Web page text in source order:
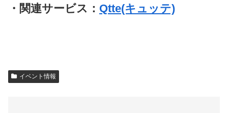
・関連サービス： Qtte(キュッテ)
イベント情報